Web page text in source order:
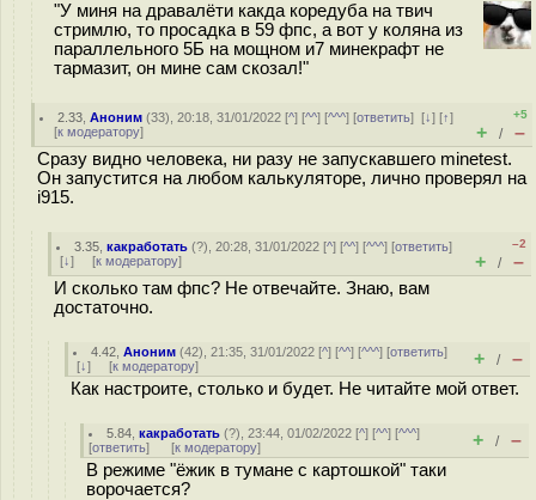
"У миня на дравалёти какда коредуба на твич
стримлю, то просадка в 59 фпс, а вот у коляна из
параллельного 5Б на мощном и7 минекрафт не
тармазит, он мине сам скозал!"
2.33 ,Аноним (33), 20:18, 31/01/2022 [^] [^^] [^^^] [ответить][↓] [↑]
[к модератору]
+5
+ / –
Сразу видно человека, ни разу не запускавшего minetest.
Он запустится на любом калькуляторе, лично проверял на
i915.
3.35 ,какработать (?), 20:28, 31/01/2022 [^] [^^] [^^^] [ответить]
[↓] [к модератору]
–2
+ / –
И сколько там фпс? Не отвечайте. Знаю, вам
достаточно.
4.42 ,Аноним (42), 21:35, 31/01/2022 [^] [^^] [^^^] [ответить]
[↓] [к модератору] + / –
Как настроите, столько и будет. Не читайте мой ответ.
5.84 ,какработать (?), 23:44, 01/02/2022 [^] [^^] [^^^]
[ответить] [к модератору] + / –
В режиме "ёжик в тумане с картошкой" таки
ворочается?